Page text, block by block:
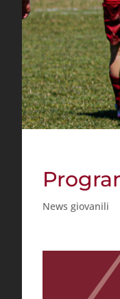
News giovanili